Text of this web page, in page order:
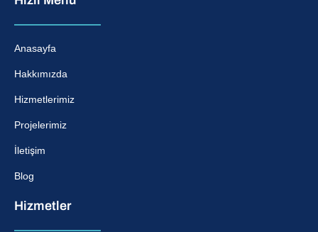
Anasayfa
Hakkımızda
Hizmetlerimiz
Projelerimiz
İletişim
Blog
Hizmetler